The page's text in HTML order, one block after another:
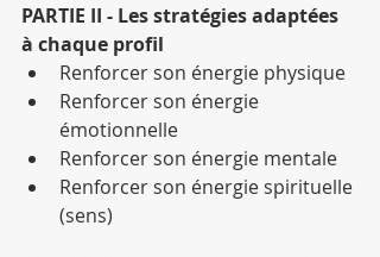
PARTIE II - Les stratégies adaptées
à chaque profil
Renforcer son énergie physique
Renforcer son énergie
émotionnelle
Renforcer son énergie mentale
Renforcer son énergie spirituelle
(sens)